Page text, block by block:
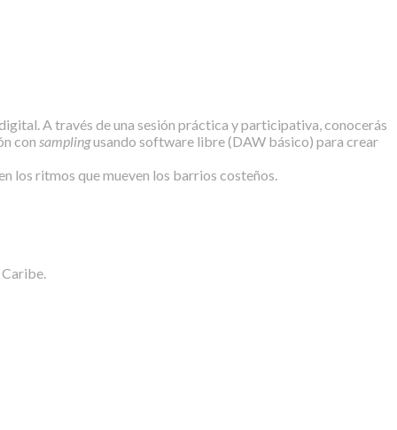
A través de una sesión práctica y participativa, conocerás
con samplingusando software libre (DAW básico) para crear
los ritmos que mueven los barrios costeños.